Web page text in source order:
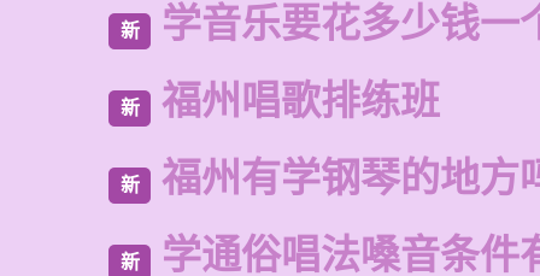
新 学音乐要花多少钱一
新 福州唱歌排练班
新 福州有学钢琴的地方
新 学通俗唱法嗓音条件